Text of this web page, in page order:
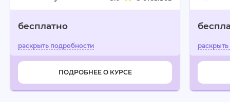
бесплатно
ПОДРОБНЕЕ О КУРСЕ